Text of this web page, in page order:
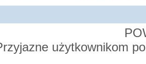
użytkownikom